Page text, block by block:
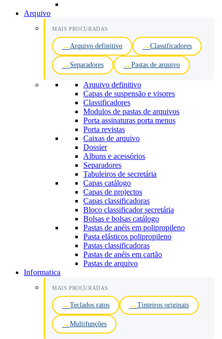
Arquivo
MAIS PROCURADAS
Arquivo definitivo Classificadores
Separadores Pastas de arquivo
Arquivo definitivo
Capas de suspensão e visores
Classificadores
Modulos de pastas de arquivos
Porta assinaturas porta menus
Porta revistas
Caixas de arquivo
Dossier
Albuns e acessórios
Separadores
Tabuleiros de secretária
Capas catálogo
Capas de projectos
Capas classificadoras
Bloco classificador secretária
Bolsas e bolsas catálogo
Pastas de anéis em polipropileno
Pasta elásticos polipropileno
Pastas classificadoras
Pastas de anéis em cartão
Pastas de arquivo
Informatica
MAIS PROCURADAS
Teclados ratos Tinteiros originais
Multifunções